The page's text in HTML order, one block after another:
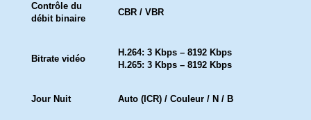
Contrôle du
débit binaire
CBR / VBR
Bitrate vidéo
H.264: 3 Kbps – 8192 Kbps
H.265: 3 Kbps – 8192 Kbps
Jour Nuit Auto (ICR) / Couleur / N / B